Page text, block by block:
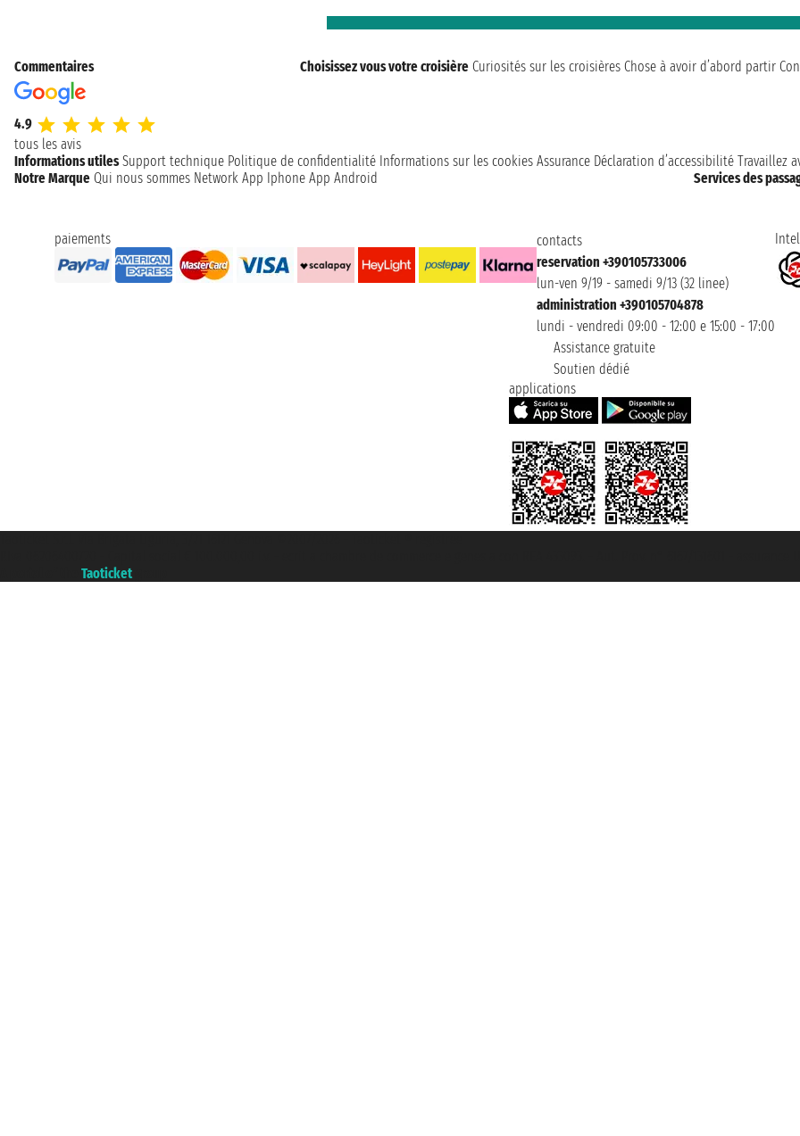
Commentaires
4.9
tous les avis
Choisissez vous votre croisière Curiosités sur les croisières Chose à avoir d’abord partir
Informations utiles Support technique Politique de confidentialité Informations sur les cookies Assurance Déclaration d’accessibilité Travaillez
Notre Marque Qui nous sommes Network App Iphone App Android Services des
paiements
contacts
reservation +390105733006
lun-ven 9/19 - samedi 9/13 (32 linee)
administration +390105704878
lundi - vendredi 09:00 - 12:00 e 15:00 - 17:00
Assistance gratuite
Soutien dédié
applications
Taoticket